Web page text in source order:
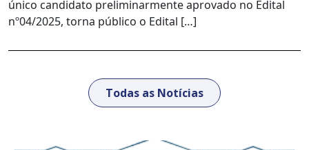
único candidato preliminarmente aprovado no Edital
nº04/2025, torna público o Edital […]
Todas as Notícias